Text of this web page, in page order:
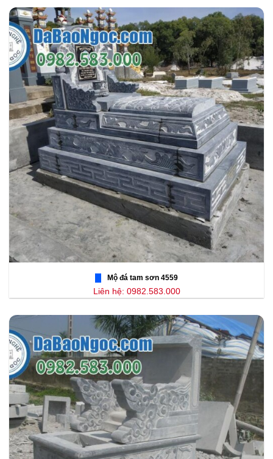
Mộ đá tam sơn 4559
Liên hệ: 0982.583.000